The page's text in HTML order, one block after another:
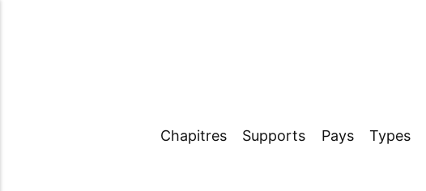
Chapitres Supports Pays Types